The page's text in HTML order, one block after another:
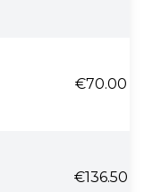
€70.00
€136.50